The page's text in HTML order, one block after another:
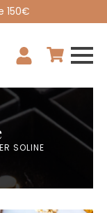
150€
SOLINE